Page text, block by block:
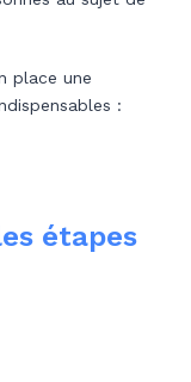
place une
:
étapes